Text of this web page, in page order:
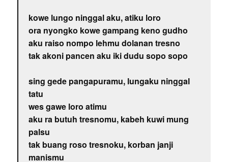
kowe lungo ninggal aku, atiku loro
ora nyongko kowe gampang keno gudho
aku raiso nompo lehmu dolanan tresno
tak akoni pancen aku iki dudu sopo sopo
sing gede pangapuramu, lungaku ninggal
tatu
wes gawe loro atimu
aku ra butuh tresnomu, kabeh kuwi mung
palsu
tak buang roso tresnoku, korban janji
manismu